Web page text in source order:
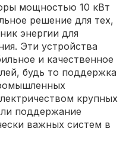
мощностью 10 кВт
решение для тех,
энергии для
Эти устройства
и качественное
будь то поддержка
крупных
поддержание
важных систем в